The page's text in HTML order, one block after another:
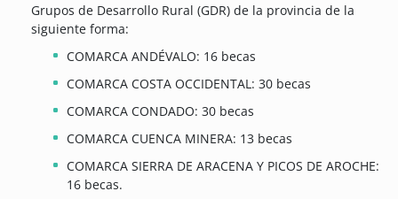
Grupos de Desarrollo Rural (GDR) de la provincia de la
siguiente forma:
COMARCA ANDÉVALO: 16 becas
COMARCA COSTA OCCIDENTAL: 30 becas
COMARCA CONDADO: 30 becas
COMARCA CUENCA MINERA: 13 becas
COMARCA SIERRA DE ARACENA Y PICOS DE AROCHE:
16 becas.